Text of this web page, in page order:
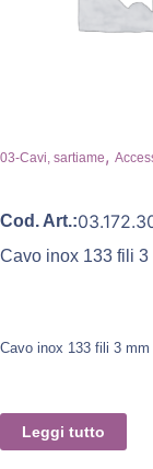
03-Cavi, sartiame,
Cod. Art.:
Cavo inox 133 fili 3
Cavo inox 133 fili 3 mm
Leggi tutto